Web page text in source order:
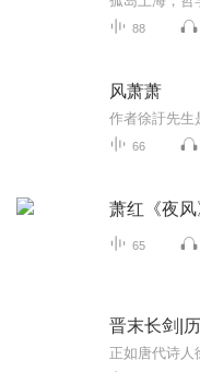
88
风萧萧
66
萧红《夜风
65
晋末长剑|